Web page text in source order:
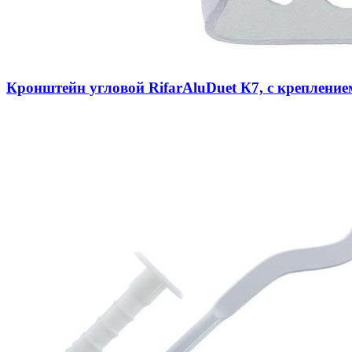
Кронштейн угловой RifarAluDuet К7, с